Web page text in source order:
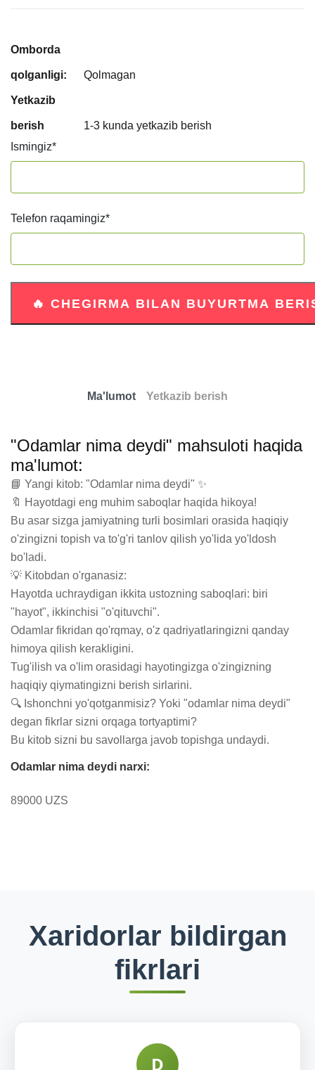
Omborda
qolganligi: Qolmagan
Yetkazib
berish
1-3 kunda yetkazib berish
Ismingiz*
Telefon raqamingiz*
Ma'lumot Yetkazib berish
"Odamlar nima deydi" mahsuloti haqida
ma'lumot:
📘 Yangi kitob: "Odamlar nima deydi" ✨
🔖 Hayotdagi eng muhim saboqlar haqida hikoya!
Bu asar sizga jamiyatning turli bosimlari orasida haqiqiy
o'zingizni topish va to'g'ri tanlov qilish yo'lida yo'ldosh
bo'ladi.
💡 Kitobdan o'rganasiz:
Hayotda uchraydigan ikkita ustozning saboqlari: biri
"hayot", ikkinchisi "o'qituvchi".
Odamlar fikridan qo'rqmay, o'z qadriyatlaringizni qanday
himoya qilish kerakligini.
Tug'ilish va o'lim orasidagi hayotingizga o'zingizning
haqiqiy qiymatingizni berish sirlarini.
🔍 Ishonchni yo'qotganmisiz? Yoki "odamlar nima deydi"
degan fikrlar sizni orqaga tortyaptimi?
Bu kitob sizni bu savollarga javob topishga undaydi.
Odamlar nima deydi narxi:
89000 UZS
Xaridorlar bildirgan
fikrlari
D